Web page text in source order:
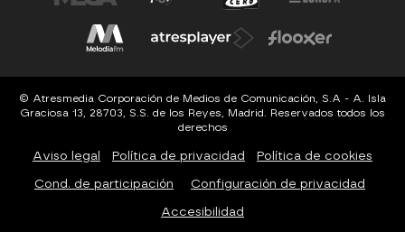
© Atresmedia Corporación de Medios de Comunicación, S.A - A. Isla
Graciosa 13, 28703, S.S. de los Reyes, Madrid. Reservados todos los
derechos
Aviso legal Política de privacidad Política de cookies
Cond. de participación Configuración de privacidad
Accesibilidad